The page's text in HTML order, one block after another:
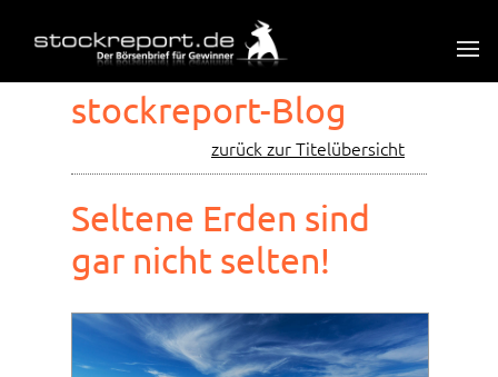
stockreport-Blog
zurück zur Titelübersicht
Seltene Erden sind
gar nicht selten!